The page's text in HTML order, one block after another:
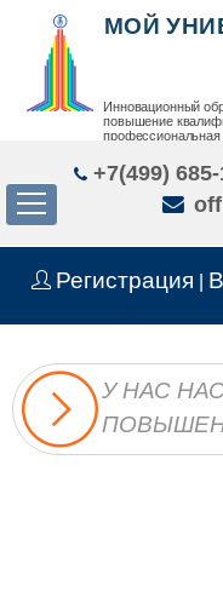
Регистрация
МОЙ
Инновационный
повышение
профессиональная
+7(499)
У НАС